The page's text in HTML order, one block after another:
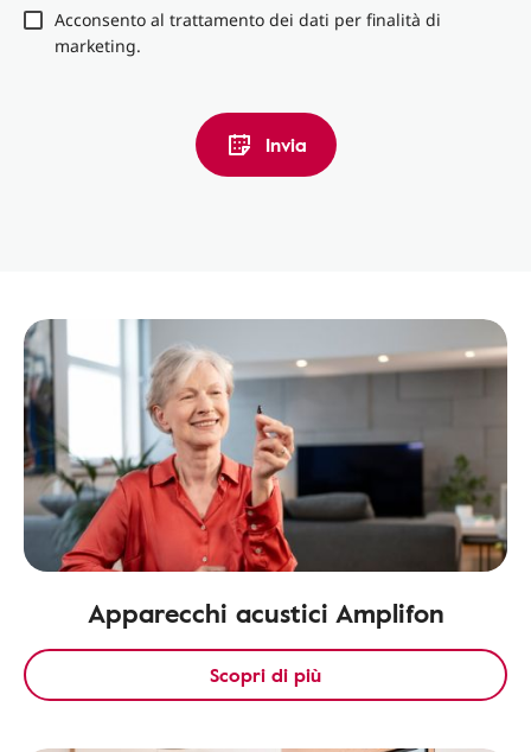
Acconsento al trattamento dei dati per finalità di
marketing.
Invia
Apparecchi acustici Amplifon
Scopri di più